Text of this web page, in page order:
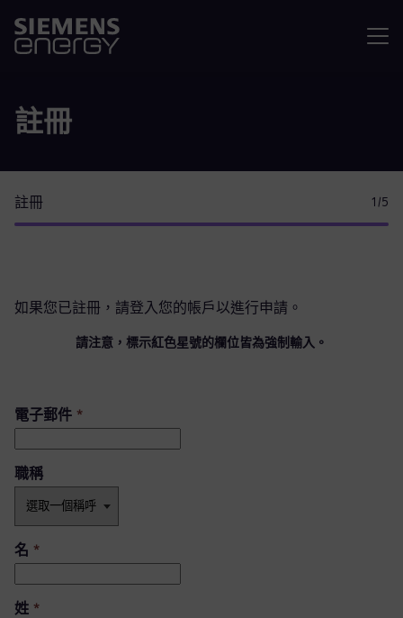
註冊
註冊 1 /5
如果您已註冊，請登入您的帳戶以進行申請。
請注意，標示紅色星號的欄位皆為強制輸入。
電子郵件 *
職稱
名 *
姓 *